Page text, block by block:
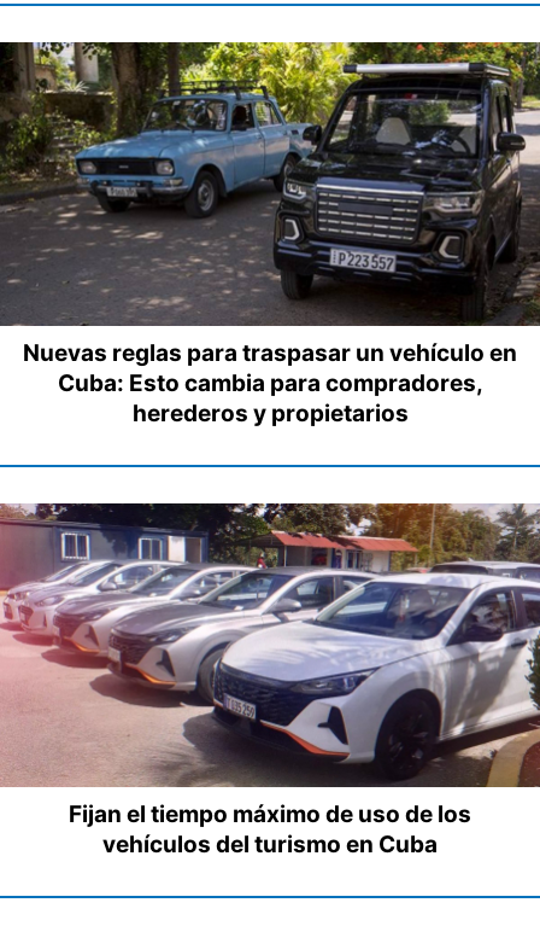
Nuevas reglas para traspasar un vehículo en
Cuba: Esto cambia para compradores,
herederos y propietarios
Fijan el tiempo máximo de uso de los
vehículos del turismo en Cuba